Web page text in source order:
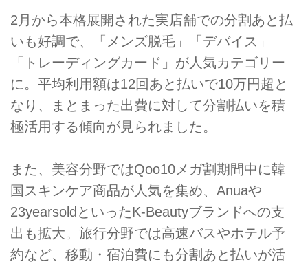
2月から本格展開された実店舗での分割あと払
いも好調で、「メンズ脱毛」「デバイス」
「トレーディングカード」が人気カテゴリー
に。平均利用額は12回あと払いで10万円超と
なり、まとまった出費に対して分割払いを積
極活用する傾向が見られました。
また、美容分野ではQoo10メガ割期間中に韓
国スキンケア商品が人気を集め、Anuaや
23yearsoldといったK-Beautyブランドへの支
出も拡大。旅行分野では高速バスやホテル予
約など、移動・宿泊費にも分割あと払いが活